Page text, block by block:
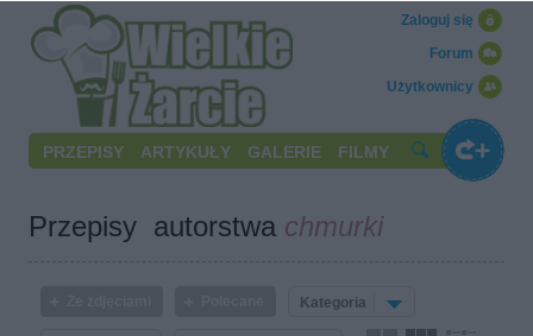
Użytkownicy
Forum
Zaloguj się
PRZEPISY ARTYKUŁY GALERIE FILMY
Przepisy autorstwa chmurki
Kategoria